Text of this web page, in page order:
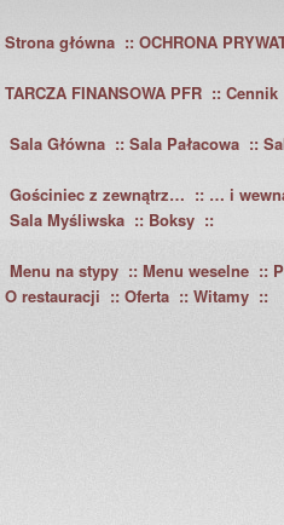
Strona główna OCHRONA
TARCZA FINANSOWA PFR
Cennik
Sala Główna
Sala Pałacowa
Gościniec z zewnątrz…
… i
Sala Myśliwska
Boksy
Menu na stypy
Menu weselne
O restauracji
Oferta
Witamy